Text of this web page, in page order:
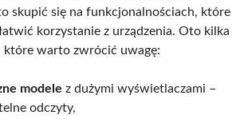
skupić się na funkcjonalnościach, które
korzystanie z urządzenia. Oto kilka
które warto zwrócić uwagę:
modele z dużymi wyświetlaczami –
odczyty,